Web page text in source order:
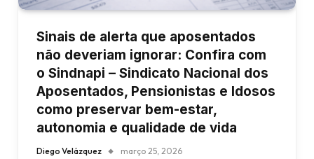
Sinais de alerta que aposentados
não deveriam ignorar: Confira com
o Sindnapi – Sindicato Nacional dos
Aposentados, Pensionistas e Idosos
como preservar bem-estar,
autonomia e qualidade de vida
Diego Velázquez março 25, 2026